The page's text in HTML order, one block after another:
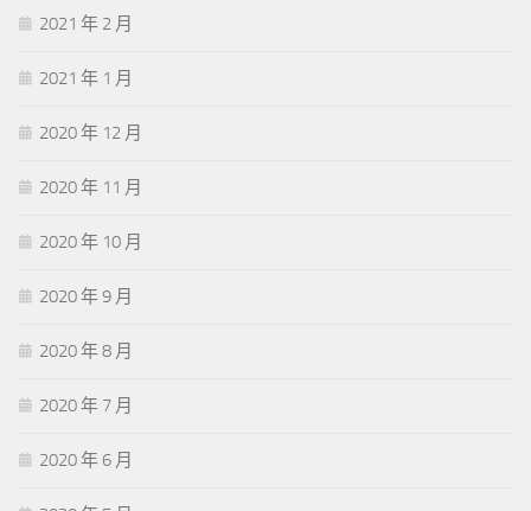
2021 年 2 月
2021 年 1 月
2020 年 12 月
2020 年 11 月
2020 年 10 月
2020 年 9 月
2020 年 8 月
2020 年 7 月
2020 年 6 月